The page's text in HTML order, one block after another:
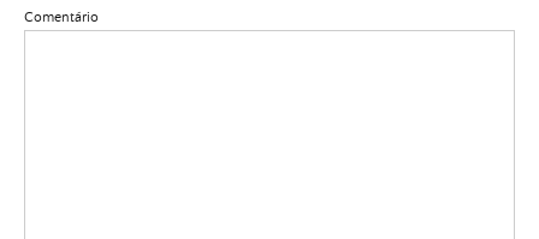
Comentário